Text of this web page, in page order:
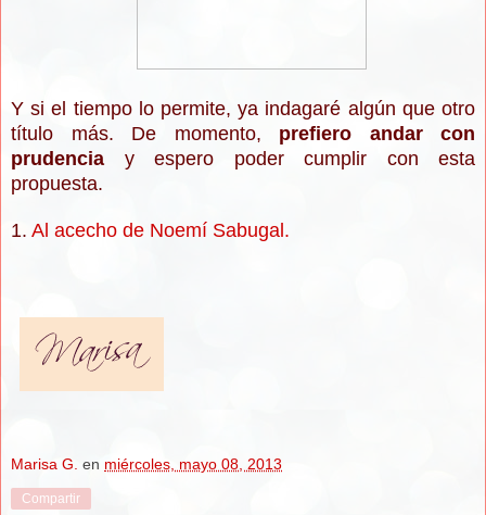
Y si el tiempo lo permite, ya indagaré algún que otro
título más. De momento, prefiero andar con
prudencia y espero poder cumplir con esta
propuesta.
1. Al acecho de Noemí Sabugal.
Marisa G. en miércoles, mayo 08, 2013
Compartir